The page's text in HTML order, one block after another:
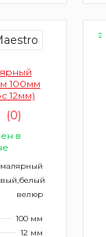
100мм
12мм)
(0)
в
малярный
велюр
100 мм
12 мм